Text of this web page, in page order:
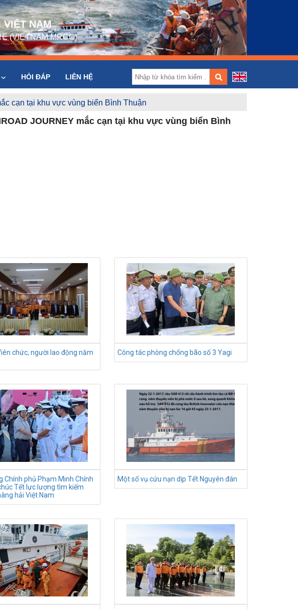
VIỆT NAM
(VIETNAM MRCC)
HỎI ĐÁP LIÊN HỆ
cạn tại khu vực vùng biển Bình Thuận
JOURNEY mắc cạn tại khu vực vùng biển Bình
chức, người lao động năm
Công tác phòng chống bão số 3 Yagi
Chính phủ Phạm Minh Chính
Tết lực lượng tìm kiếm
hải Việt Nam
Một số vụ cứu nạn dịp Tết Nguyên đán